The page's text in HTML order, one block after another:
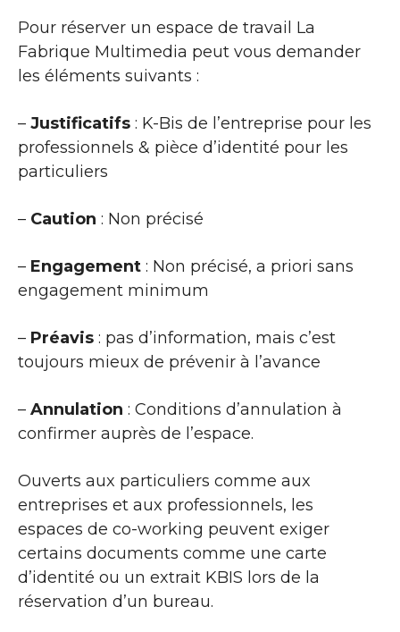
Pour réserver un espace de travail La
Fabrique Multimedia peut vous demander
les éléments suivants :
– Justificatifs : K-Bis de l’entreprise pour les
professionnels & pièce d’identité pour les
particuliers
– Caution : Non précisé
– Engagement : Non précisé, a priori sans
engagement minimum
– Préavis : pas d’information, mais c’est
toujours mieux de prévenir à l’avance
– Annulation : Conditions d’annulation à
confirmer auprès de l’espace.
Ouverts aux particuliers comme aux
entreprises et aux professionnels, les
espaces de co-working peuvent exiger
certains documents comme une carte
d’identité ou un extrait KBIS lors de la
réservation d’un bureau.